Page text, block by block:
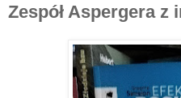
Zespół Aspergera z